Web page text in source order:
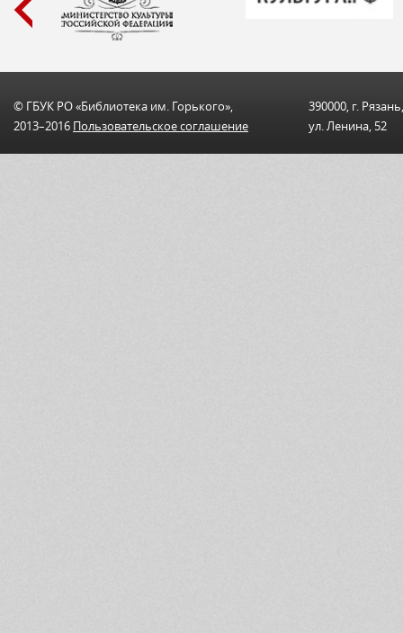
© ГБУК РО «Библиотека им. Горького»,
2013–2016 Пользовательскоe соглашениe
390000, г. Рязань,
ул. Ленина, 52